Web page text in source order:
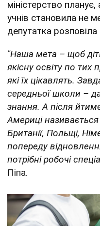
міністерство
учнів становила не
депутатка розповіла
"Наша мета – щоб
якісну освіту по тих
які їх цікавлять.
середньої школи –
знання. А після
Америці
Британії, Польщі,
попереду
потрібні робочі
Піпа.